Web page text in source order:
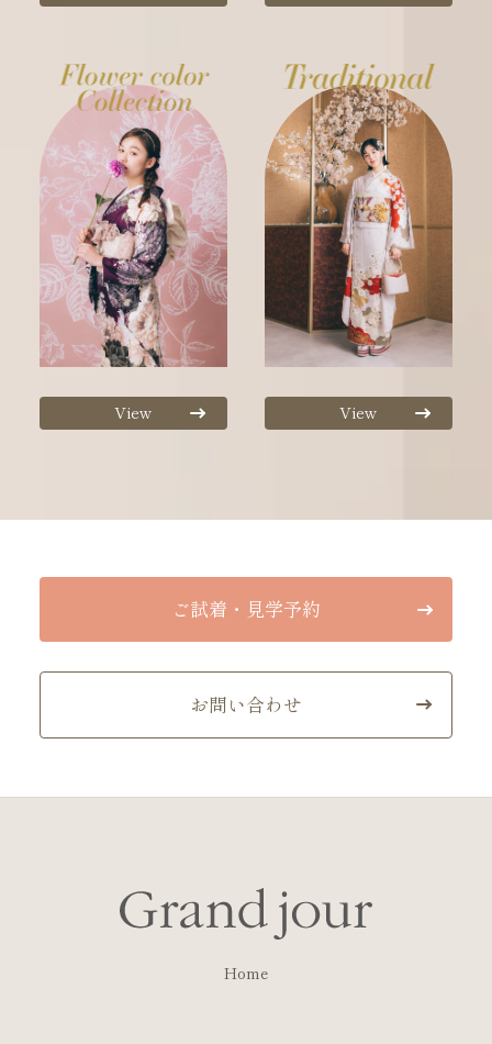
View View
ご試着・見学予約
お問い合わせ
Home